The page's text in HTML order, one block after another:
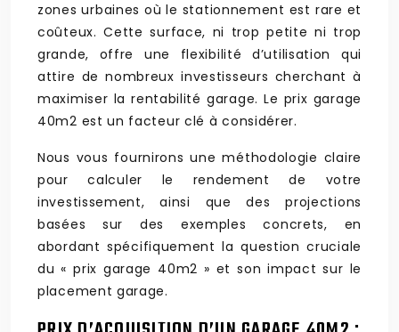
zones urbaines où le stationnement est rare et
coûteux. Cette surface, ni trop petite ni trop
grande, offre une flexibilité d’utilisation qui
attire de nombreux investisseurs cherchant à
maximiser la rentabilité garage. Le prix garage
40m2 est un facteur clé à considérer.
Nous vous fournirons une méthodologie claire
pour calculer le rendement de votre
investissement, ainsi que des projections
basées sur des exemples concrets, en
abordant spécifiquement la question cruciale
du « prix garage 40m2 » et son impact sur le
placement garage.